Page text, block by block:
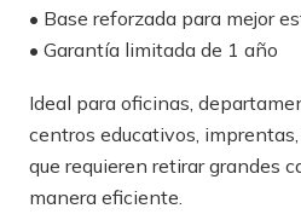
• Base reforzada para mejor
• Garantía limitada de 1 año
Ideal para oficinas,
centros educativos,
que requieren retirar grandes
manera eficiente.